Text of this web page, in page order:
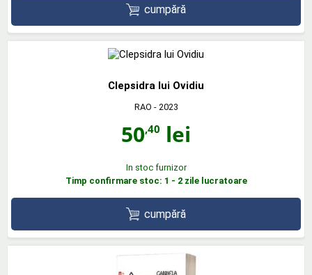
cumpără
Clepsidra lui Ovidiu
RAO - 2023
50,40 lei
In stoc furnizor
Timp confirmare stoc: 1 - 2 zile lucratoare
cumpără